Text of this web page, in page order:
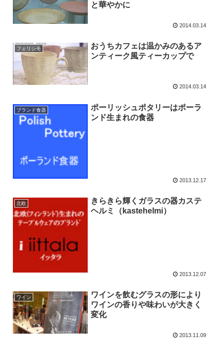
と華やかに
2014.03.14
フェリシモ
おうちカフェは温かみのあるア
ンティーク風ティーカップで
2014.03.14
ブランド食器
ポーリッシュポタリーはポーラ
ンド生まれの食器
2013.12.17
北欧
きらきら輝くガラスの器カステ
ヘルミ（kastehelmi）
2013.12.07
ワイン
ワインを飲むグラスの形により
ワインの香りや味わいが大きく
変化
2013.11.09